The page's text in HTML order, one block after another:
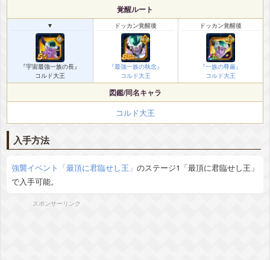
覚醒ルート
▼
『宇宙最強一族の長』
コルド大王
ドッカン覚醒後
『最強一族の執念』
コルド大王
ドッカン覚醒後
『一族の尊厳』
コルド大王
図鑑/同名キャラ
コルド大王
入手方法
強襲イベント「最頂に君臨せし王」 のステージ1「最頂に君臨せし王」
で入手可能。
スポンサーリンク